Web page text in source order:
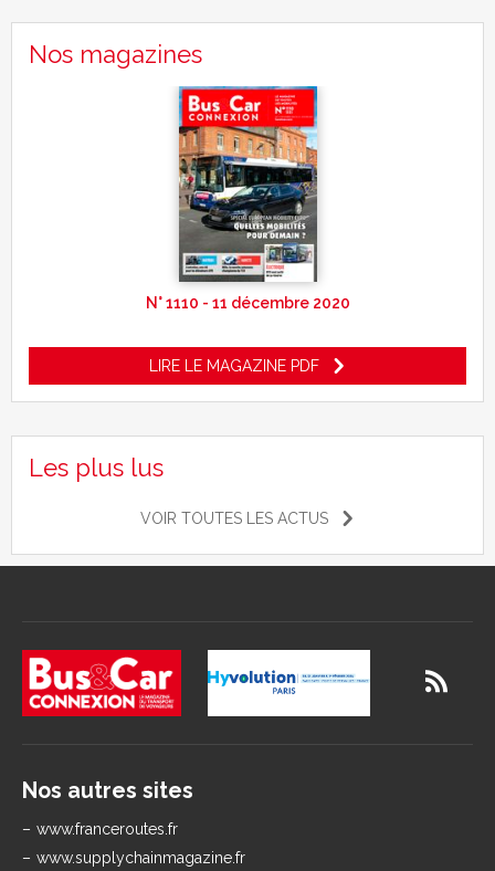
Nos magazines
N° 1110 - 11 décembre 2020
LIRE LE MAGAZINE PDF
Les plus lus
VOIR TOUTES LES ACTUS
Nos autres sites
www.franceroutes.fr
www.supplychainmagazine.fr